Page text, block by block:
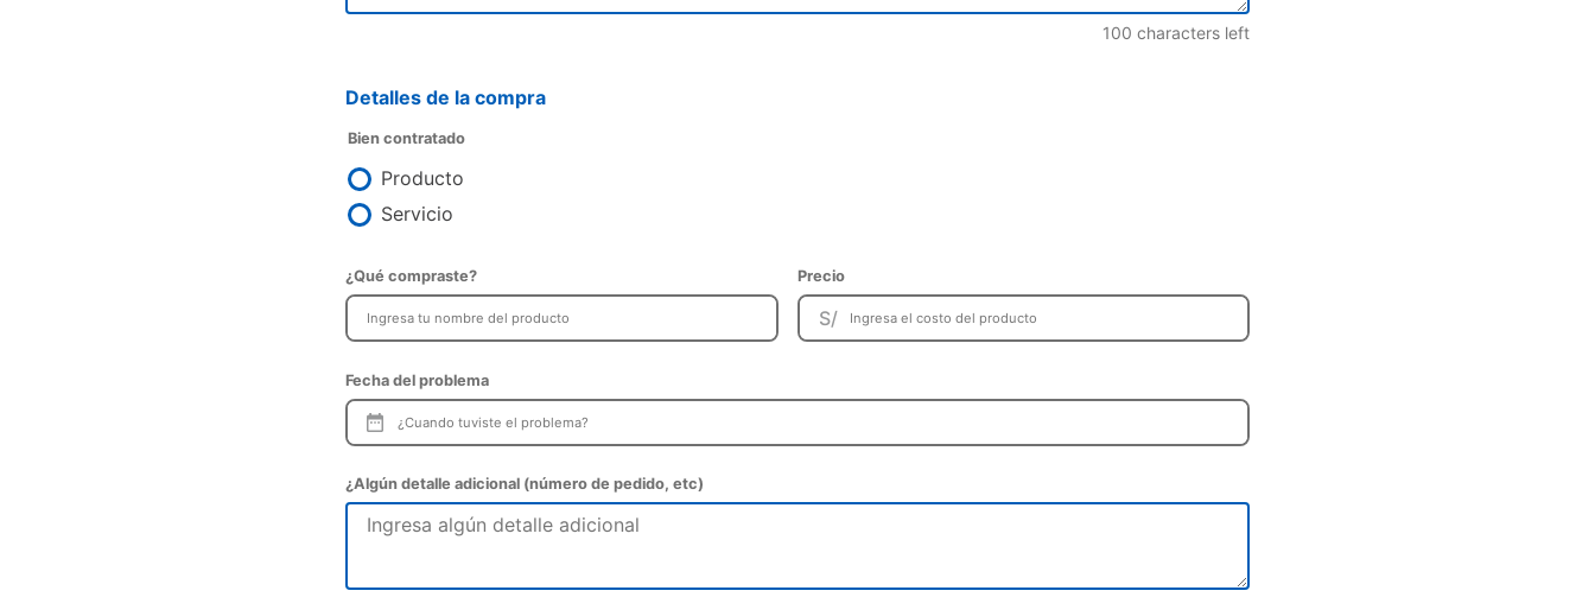
100 characters left
Detalles de la compra
Bien contratado
Producto
Servicio
¿Qué compraste? Precio
S/
Fecha del problema
¿Algún detalle adicional (número de pedido, etc)